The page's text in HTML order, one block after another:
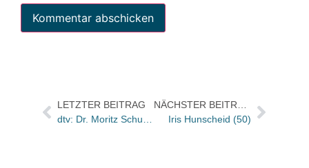
LETZTER BEITRAG
Iris Hunscheid (50)